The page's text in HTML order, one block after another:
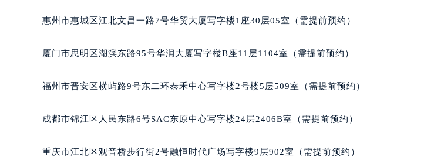
黑龙江省绥化市北林区新华街与康庄路交叉口宝玑售后服务中心（需提前预约）
吉林省白城市洮北区明仁南街宝玑售后服务中心（需提前预约）
吉林省吉林市船营区河南街宝玑售后服务中心（需提前预约）
吉林省梅河口市新华街道梅河大街宝玑售后服务中心（需提前预约）
吉林省松原市宁江区五环大街宝玑售后服务中心（需提前预约）
惠州市惠城区江北文昌一路7号华贸大厦写字楼1座30层05室（需提前预约）
厦门市思明区湖滨东路95号华润大厦写字楼B座11层1104室（需提前预约）
福州市晋安区横屿路9号东二环泰禾中心写字楼2号楼5层509室（需提前预约）
成都市锦江区人民东路6号SAC东原中心写字楼24层2406B室（需提前预约）
重庆市江北区观音桥步行街2号融恒时代广场写字楼9层902室（需提前预约）